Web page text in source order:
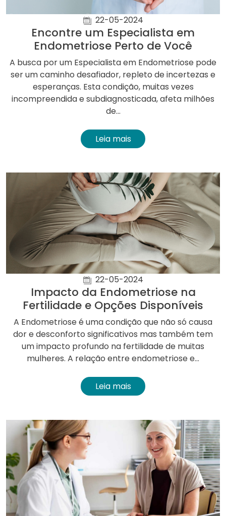
22-05-2024
Encontre um Especialista em
Endometriose Perto de Você
A busca por um Especialista em Endometriose pode
ser um caminho desafiador, repleto de incertezas e
esperanças. Esta condição, muitas vezes
incompreendida e subdiagnosticada, afeta milhões
de...
Leia mais
22-05-2024
Impacto da Endometriose na
Fertilidade e Opções Disponíveis
A Endometriose é uma condição que não só causa
dor e desconforto significativos mas também tem
um impacto profundo na fertilidade de muitas
mulheres. A relação entre endometriose e...
Leia mais